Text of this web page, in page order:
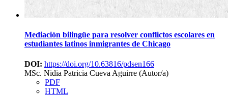
Mediación bilingüe para resolver conflictos escolares en
estudiantes latinos inmigrantes de Chicago
DOI: https://doi.org/10.63816/pdsen166
MSc. Nidia Patricia Cueva Aguirre (Autor/a)
PDF
HTML